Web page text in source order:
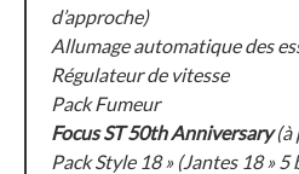
d’approche)
Allumage automatique des
Régulateur de vitesse
Pack Fumeur
Focus ST 50th Anniversary(à
Pack Style 18 » (Jantes 18 »